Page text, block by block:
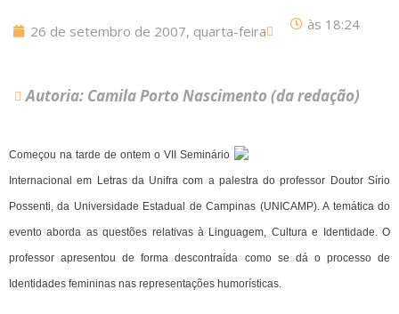
26 de setembro de 2007, quarta-feira às 18:24
Autoria: Camila Porto Nascimento (da redação)
Começou na tarde de ontem o VII Seminário
Internacional em Letras da Unifra com a palestra do professor Doutor Sírio
Possenti, da Universidade Estadual de Campinas (UNICAMP). A temática do
evento aborda as questões relativas à Linguagem, Cultura e Identidade. O
professor apresentou de forma descontraída como se dá o processo de
Identidades femininas nas representações humorísticas.